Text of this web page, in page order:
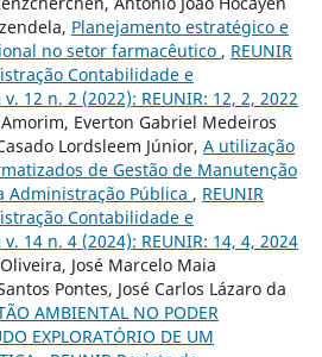
Planejamento estratégico e
no setor farmacêutico , REUNIR
Contabilidade e
12 n. 2 (2022): REUNIR: 12, 2, 2022
Everton Gabriel Medeiros
Lordsleem Júnior, A utilização
de Gestão de Manutenção
Administração Pública , REUNIR
Contabilidade e
14 n. 4 (2024): REUNIR: 14, 4, 2024
José Marcelo Maia
Pontes, José Carlos Lázaro da
AMBIENTAL NO PODER
EXPLORATÓRIO DE UM